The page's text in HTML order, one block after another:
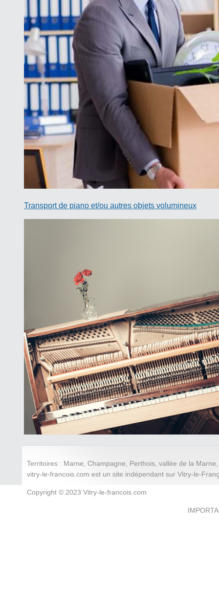
Transport de piano et/ou autres objets volumineux
Territoires : Marne, Champagne, Perthois, vallée de la
vitry-le-francois.com est un site indépendant sur Vitry-le-
Copyright © 2023 Vitry-le-francois.com